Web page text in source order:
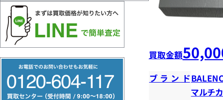
リ
ー
買取金額
ブランド
マルチ